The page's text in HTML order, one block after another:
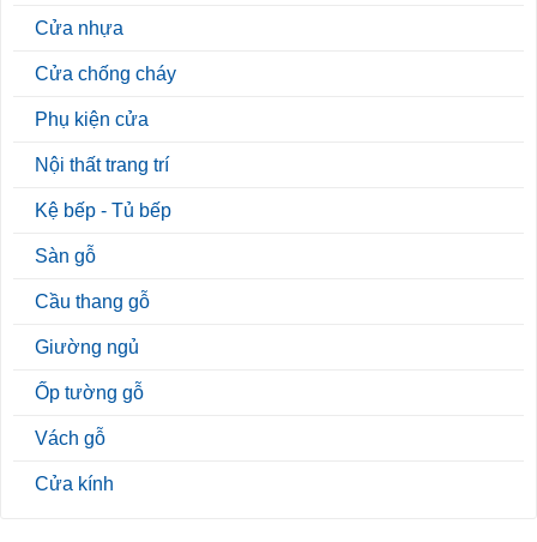
Cửa nhựa
Cửa chống cháy
Phụ kiện cửa
Nội thất trang trí
Kệ bếp - Tủ bếp
Sàn gỗ
Cầu thang gỗ
Giường ngủ
Ốp tường gỗ
Vách gỗ
Cửa kính